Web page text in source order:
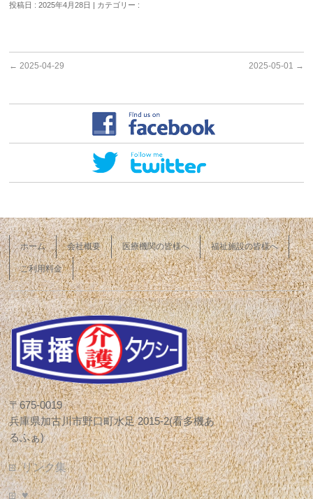
投稿日 : 2025年4月28日 | カテゴリー :
← 2025-04-29 2025-05-01 →
ホーム 会社概要 医療機関の皆様へ 福祉施設の皆様へ
ご利用料金
〒675-0019
兵庫県加古川市野口町水足 2015-2(看多機あ
るふぁ)
リンク集
♥